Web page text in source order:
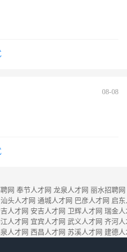
08-08
网 奉节人才网 龙泉人才网 丽水招聘网
汕头人才网 通城人才网 巴彦人才网 启东
人才网 安吉人才网 卫辉人才网 瑞金人
人才网 宜宾人才网 武义人才网 齐河人
人才网 西昌人才网 苏溪人才网 建德人